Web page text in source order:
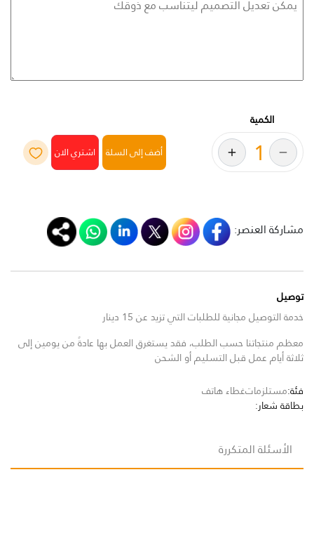
الكمية
أضف إلى السلة
مشاركة العنصر:
توصيل
خدمة التوصيل مجانية للطلبات التي تزيد عن 15 دينار
معظم منتجاتنا حسب الطلب، فقد يستغرق العمل بها عادةً من يومين إلى
ثلاثة أيام عمل قبل التسليم أو الشحن
فئة:مستلزماتغطاء هاتف
بطاقة شعار:
الأسئلة المتكررة